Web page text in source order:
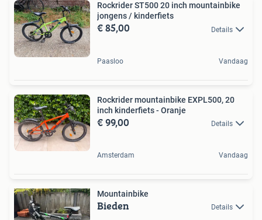
Rockrider ST500 20 inch mountainbike
jongens / kinderfiets
€ 85,00 Details
Paasloo Vandaag
Rockrider mountainbike EXPL500, 20
inch kinderfiets - Oranje
€ 99,00 Details
Amsterdam Vandaag
Mountainbike
Bieden Details